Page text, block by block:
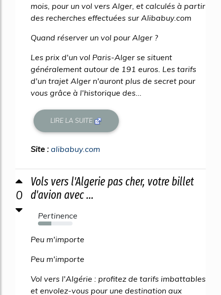
mois, pour un vol vers Alger, et calculés à partir
des recherches effectuées sur Alibabuy.com
Quand réserver un vol pour Alger ?
Les prix d'un vol Paris-Alger se situent
généralement autour de 191 euros. Les tarifs
d'un trajet Alger n'auront plus de secret pour
vous grâce à l'historique des...
LIRE LA SUITE
Site : alibabuy.com
0
Vols vers l'Algerie pas cher, votre billet
d'avion avec ...
Pertinence
39%
Peu m'importe
Peu m'importe
Vol vers l'Algérie : profitez de tarifs imbattables
et envolez-vous pour une destination aux